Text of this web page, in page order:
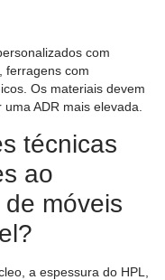
com
ferragens com
Os materiais devem
ADR mais elevada.
técnicas
ao
móveis
a espessura do HPL,